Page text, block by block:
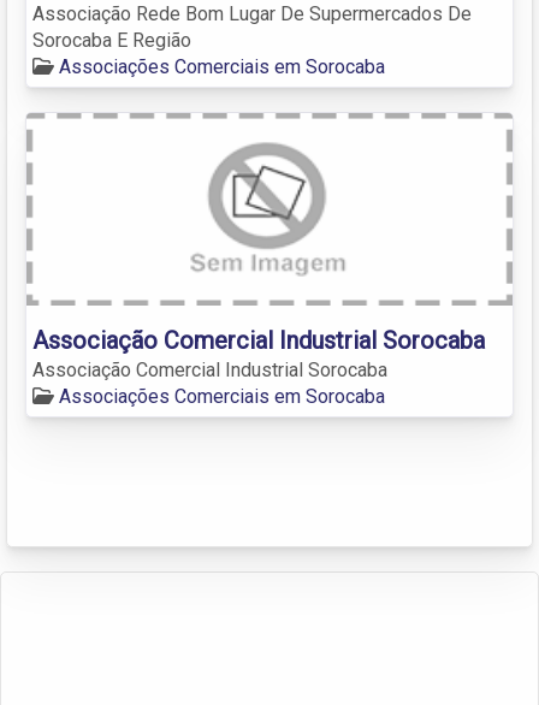
Associação Rede Bom Lugar De Supermercados De
Sorocaba E Região
Associações Comerciais em Sorocaba
Associação Comercial Industrial Sorocaba
Associação Comercial Industrial Sorocaba
Associações Comerciais em Sorocaba